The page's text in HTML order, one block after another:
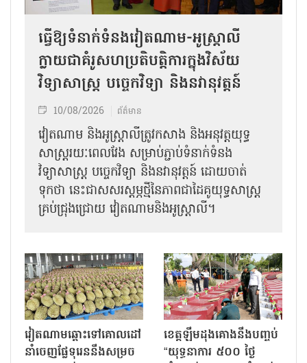
ធ្វើឱ្យទំនាក់ទំនងវៀតណាម-អូស្ត្រាលី
ក្លាយជាគំរូសហប្រតិបត្តិការក្នុងវិស័យ
វិទ្យាសាស្ត្រ បច្ចេកវិទ្យា និងនវានុវត្តន៍
10/08/2026 ព័ត៌មាន
វៀតណាម និងអូស្ត្រាលីត្រូវកសាង និងអនុវត្តយុទ្ធ
សាស្ត្ររយៈពេលវែង សម្រាប់ភ្ជាប់ទំនាក់ទំនង
វិទ្យាសាស្ត្រ បច្ចេកវិទ្យា និងនវានុវត្តន៍ ដោយចាត់
ទុកថា នេះជាសសរស្តម្ភថ្មីនៃភាពជាដៃគូយុទ្ធសាស្ត្រ
គ្រប់ជ្រុងជ្រោយ វៀតណាមនិងអូស្ត្រាលី។
វៀតណាមឆ្ពោះទៅគោលដៅ
នាំចេញផ្លែទុរេននឹងសម្រច
ខេត្តឡឹមដុងគោងនឹងបញ្ចប់
“យុទ្ធនាការ ៥០០ ថ្ងៃ